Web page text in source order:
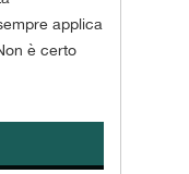
applica
è certo